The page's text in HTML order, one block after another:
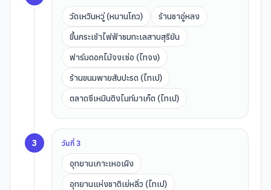
วัดเหวินหวู่ (หนานโถว)
ร้านชาอู่หลง
ขึ้นกระเช้าไฟฟ้าชมทะเลสาบสุริยัน
ฟาร์มดอกไม้จงเซ่อ (ไทจง)
ร้านขนมพายสับปะรด (ไทเป)
ตลาดซีเหมินติงไนท์มาเก็ต (ไทเป)
3 วันที่3
อุทยานเกาะเหอเผิง
อุทยานแห่งชาติเย่หลิ่ว (ไทเป)